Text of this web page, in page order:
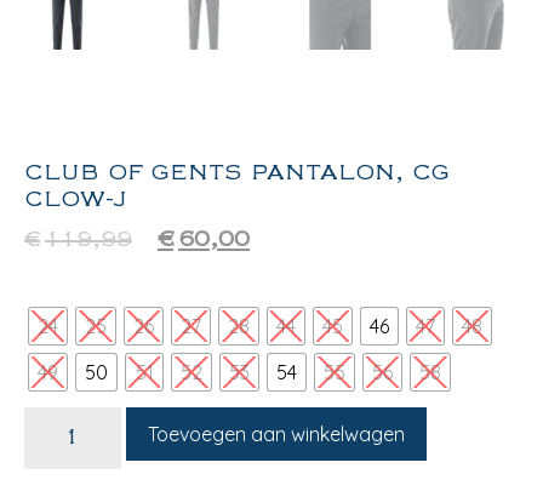
CLUB OF GENTS PANTALON, CG
CLOW-J
€119,99 € 60,00
24 25 26 27 28 44 45 46 47
48
49
50 51 52 53 54 55 56 58
Toevoegen aan winkelwagen